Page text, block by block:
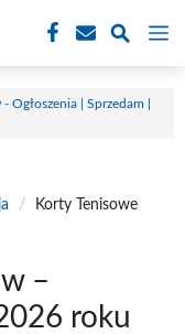
Ogłoszenia | Sprzedam |
/
Korty Tenisowe
–
roku